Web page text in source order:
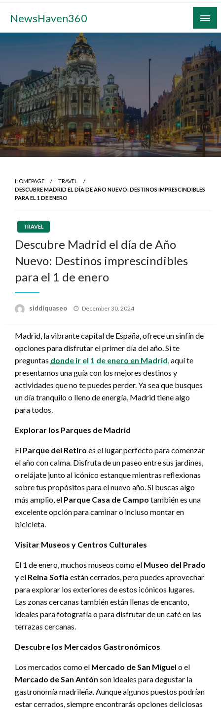
Skip
content
NewsHaven360
HOMEPAGE
TRAVEL
DESCUBRE MADRID EL DÍA DE AÑO NUEVO: DESTINOS IMPRESCINDIBLES
PARA EL 1 DE ENERO
TRAVEL
Descubre Madrid el día de Año
Nuevo: Destinos imprescindibles
para el 1 de enero
siddiquaseo
Posted
December 30, 2024
Madrid, la vibrante capital de España, ofrece un sinfín de
opciones para disfrutar el primer día del año. Si te
preguntas donde ir el 1 de enero en Madrid , aquí te
presentamos una guía con los mejores destinos y
actividades que no te puedes perder. Ya sea que busques
un día tranquilo o lleno de energía, Madrid tiene algo
para todos.
Explorar los Parques de Madrid
El Parque del Retiro es el lugar perfecto para comenzar
el año con calma. Disfruta de un paseo entre sus jardines,
o relájate junto al icónico estanque mientras reflexionas
sobre tus propósitos para el nuevo año. Si buscas algo
más amplio, el Parque Casa de Campo también es una
excelente opción para caminar o incluso montar en
bicicleta.
Visitar Museos y Centros Culturales
El 1 de enero, muchos museos como el Museo del Prado
y el Reina Sofía están cerrados, pero puedes aprovechar
para explorar los exteriores de estos icónicos lugares.
Las zonas cercanas también están llenas de encanto,
ideales para fotografía o para disfrutar de un café en las
terrazas cercanas.
Descubre los Mercados Gastronómicos
Los mercados como el Mercado de San Miguel o el
Mercado de San Antón son ideales para degustar la
gastronomía madrileña. Aunque algunos puestos podrían
estar cerrados, siempre encontrarás opciones deliciosas